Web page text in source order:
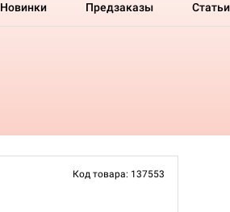
Новинки Предзаказы Статьи
Код товара: 137553